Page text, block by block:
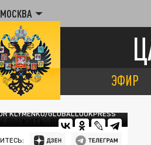
МОСКВА
ЭФИР
KLYMENKO/GLOBALLOOKPRESS